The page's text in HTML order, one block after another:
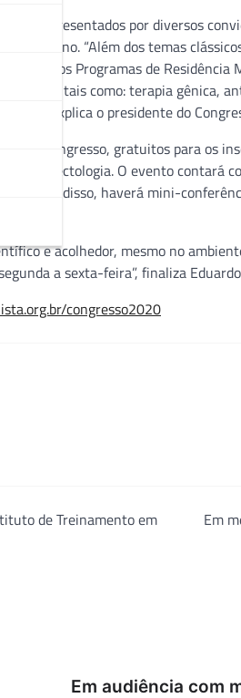
apresentados por diversos
e ensino. “Além dos temas
e nos Programas de
tais como: terapia gênica,
explica o presidente do
pré-congresso, gratuitos para os
de Infectologia. O evento contará
Além disso, haverá mini-
e acolhedor, mesmo no
a sexta-feira”, finaliza
congresso2020
de Treinamento em
Em
Em audiência com